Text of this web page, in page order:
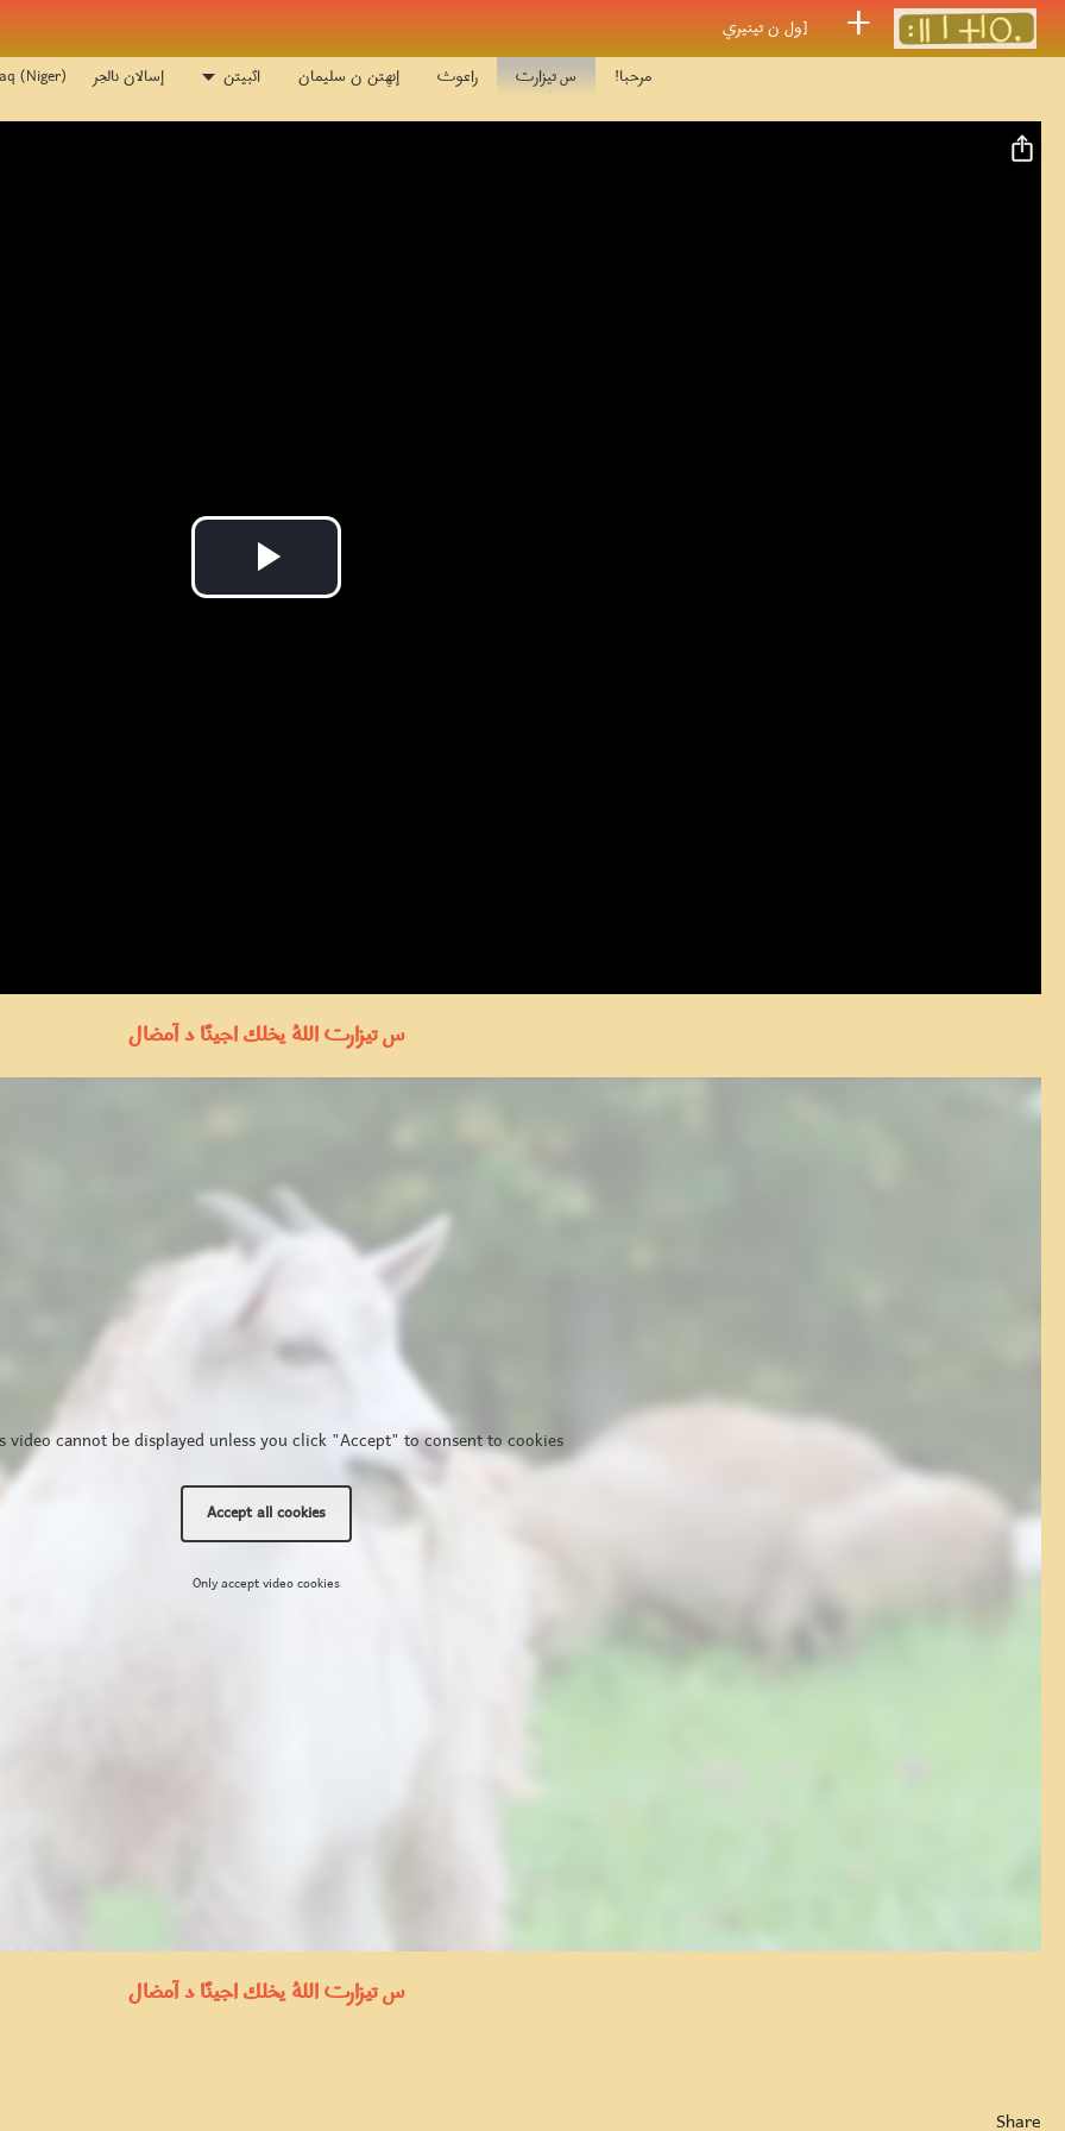
Skip to main content
ⵜ
[ول ن تينيري
مرحبا!
س تيزارت راعوث إنهِتن ن سليمان انّبيتن إسالان نالحِر (Niger)
Video file
Play
س تيزارت اللهُ يخلك اجينّا د آمضال
video cannot be displayed unless you click "Accept" to consent to cookies.
Accept all cookies
Only accept video cookies
س تيزارت اللهُ يخلك اجينّا د آمضال
Share